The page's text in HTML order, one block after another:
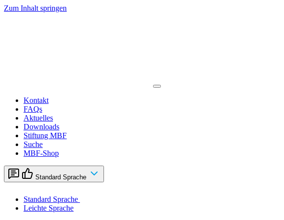
Zum Inhalt springen
Kontakt
FAQs
Aktuelles
Downloads
Stiftung MBF
Suche
MBF-Shop
Standard Sprache
Standard Sprache
Leichte Sprache